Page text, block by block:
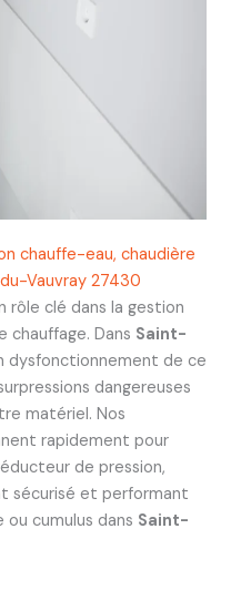
chauffe-eau, chaudière
Vauvray 27430
rôle clé dans la gestion
Dans Saint-
dysfonctionnement de ce
dangereuses
matériel. Nos
rapidement pour
de pression,
sécurisé et performant
cumulus dans Saint-